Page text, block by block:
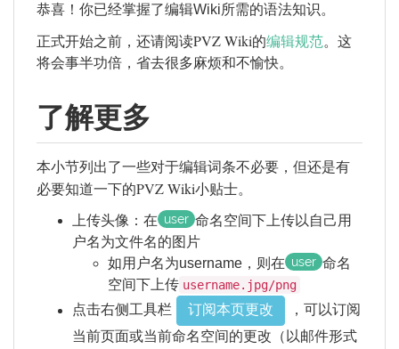
恭喜！你已经掌握了编辑Wiki所需的语法知识。
正式开始之前，还请阅读PVZ Wiki的编辑规范。这
将会事半功倍，省去很多麻烦和不愉快。
了解更多
本小节列出了一些对于编辑词条不必要，但还是有
必要知道一下的PVZ Wiki小贴士。
上传头像：在 user 命名空间下上传以自己用
户名为文件名的图片
如用户名为username，则在 user 命名
空间下上传 username.jpg/png
点击右侧工具栏 订阅本页更改
，可以订阅
当前页面或当前命名空间的更改（以邮件形式